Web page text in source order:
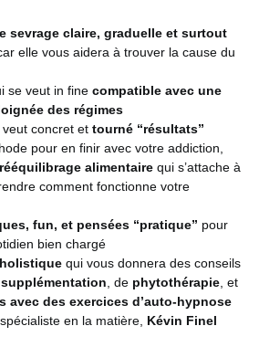
sevrage claire, graduelle et surtout
elle vous aidera à trouver la cause du
se veut in fine compatible avec une
des régimes
concret et tourné “résultats”
pour en finir avec votre addiction,
alimentaire qui s’attache à
comment fonctionne votre
fun, et pensées “pratique” pour
bien chargé
qui vous donnera des conseils
supplémentation , de phytothérapie , et
avec des exercices d’auto-hypnose
en la matière, Kévin Finel